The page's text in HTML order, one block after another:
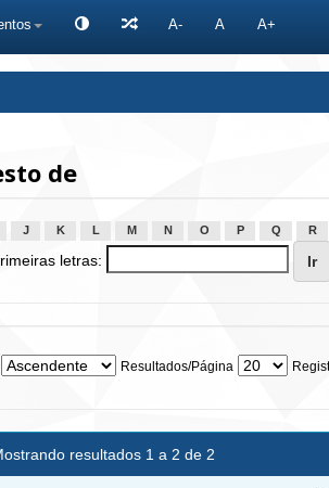
A- A A+
de
J K L M N O P Q R
letras:
Resultados/Página
resultados 1 a 2 de 2